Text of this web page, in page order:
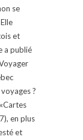
se
et
a publié
?
en plus
et